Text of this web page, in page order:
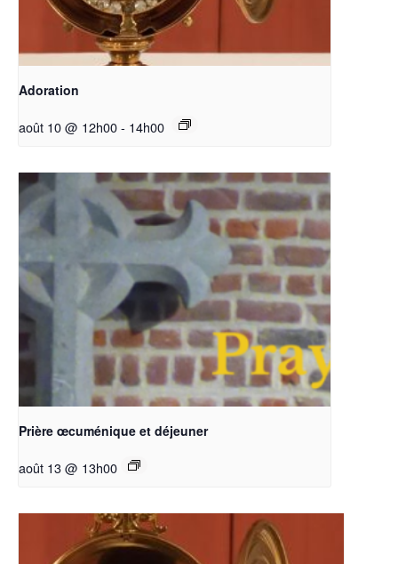
Adoration
août 10 @ 12h00- 14h00
Prière œcuménique et déjeuner
août 13 @ 13h00